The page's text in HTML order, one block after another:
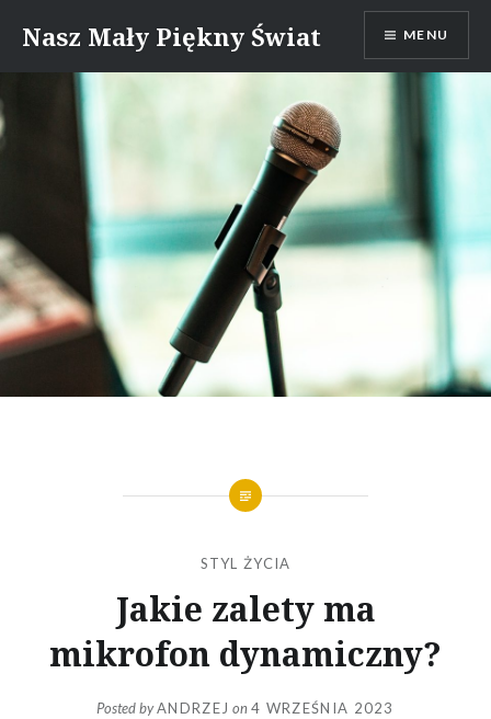
content
Nasz Mały Piękny Świat MENU
STYL ŻYCIA
Jakie zalety ma
mikrofon dynamiczny?
Posted byANDRZEJ on4 WRZEŚNIA 2023